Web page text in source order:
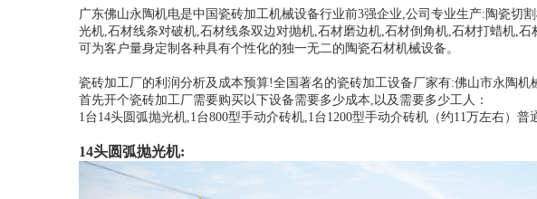
广东佛山永陶机电是中国瓷砖加工机械设备行业前3强企业,公司专业生产:陶瓷切
光机,石材线条对破机,石材线条双边对抛机,石材磨边机,石材倒角机,石材打蜡机,
可为客户量身定制各种具有个性化的独一无二的陶瓷石材机械设备。
瓷砖加工厂的利润分析及成本预算!全国著名的瓷砖加工设备厂家有:佛山市永陶机
首先开个瓷砖加工厂需要购买以下设备需要多少成本,以及需要多少工人：
1台14头圆弧抛光机,1台800型手动介砖机,1台1200型手动介砖机（约11万左右）普
14头圆弧抛光机: